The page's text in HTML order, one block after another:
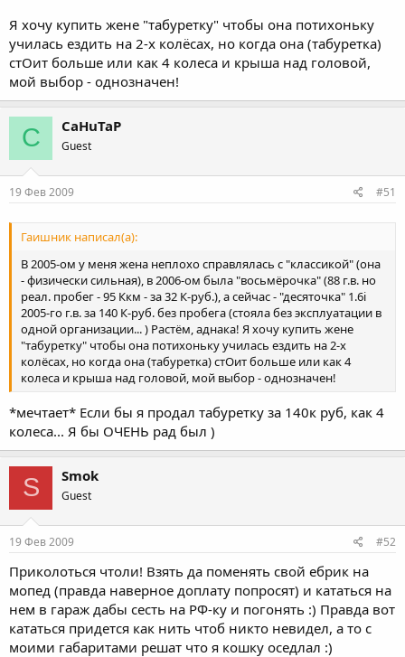
Я хочу купить жене "табуретку" чтобы она потихоньку
училась ездить на 2-х колёсах, но когда она (табуретка)
стОит больше или как 4 колеса и крыша над головой,
мой выбор - однозначен!
C CaHuTaP
Guest
19 Фев 2009 #51
Гаишник написал(а):
В 2005-ом у меня жена неплохо справлялась с "классикой" (она
- физически сильная), в 2006-ом была "восьмёрочка" (88 г.в. но
реал. пробег - 95 Ккм - за 32 К-руб.), а сейчас - "десяточка" 1.6i
2005-го г.в. за 140 К-руб. без пробега (стояла без эксплуатации в
одной организации... ) Растём, аднака! Я хочу купить жене
"табуретку" чтобы она потихоньку училась ездить на 2-х
колёсах, но когда она (табуретка) стОит больше или как 4
колеса и крыша над головой, мой выбор - однозначен!
*мечтает* Если бы я продал табуретку за 140к руб, как 4
колеса... Я бы ОЧЕНЬ рад был )
S Smok
Guest
19 Фев 2009 #52
Приколоться чтоли! Взять да поменять свой ебрик на
мопед (правда наверное доплату попросят) и кататься на
нем в гараж дабы сесть на РФ-ку и погонять :) Правда вот
кататься придется как нить чтоб никто невидел, а то с
моими габаритами решат что я кошку оседлал :)